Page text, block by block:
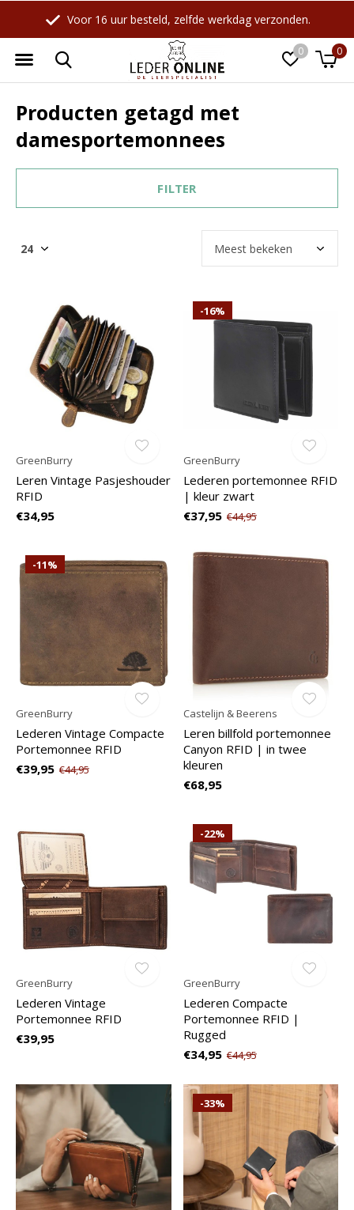
0 0
verzonden. Webwinkel
Producten getagd met
damesportemonnees
FILTER
GreenBurry
Leren Vintage Pasjeshouder
RFID
€34,95
-16%
GreenBurry
Lederen portemonnee RFID
| kleur zwart
€37,95 €44,95
-11%
GreenBurry
Lederen Vintage Compacte
Portemonnee RFID
€39,95 €44,95
Castelijn & Beerens
Leren billfold portemonnee
Canyon RFID | in twee
kleuren
€68,95
GreenBurry
Lederen Vintage
Portemonnee RFID
€39,95
-22%
GreenBurry
Lederen Compacte
Portemonnee RFID |
Rugged
€34,95 €44,95
-33%